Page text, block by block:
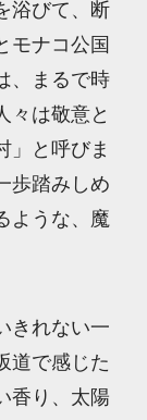
浴びて、断
モナコ公国
、まるで時
々は敬意と
」と呼びま
歩踏みしめ
ような、魔
きれない一
道で感じた
香り、太陽